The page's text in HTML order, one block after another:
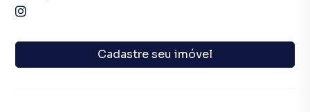
Cadastre seu imóvel